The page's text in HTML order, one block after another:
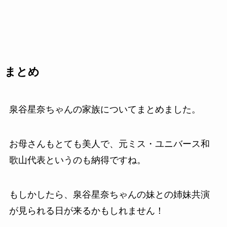
まとめ
泉谷星奈ちゃんの家族についてまとめました。
お母さんもとても美人で、元ミス・ユニバース和
歌山代表というのも納得ですね。
もしかしたら、泉谷星奈ちゃんの妹との姉妹共演
が見られる日が来るかもしれません！